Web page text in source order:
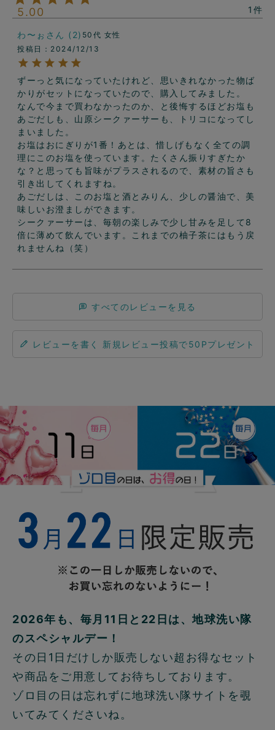
5.00 1
わ〜ぉ 2 50代 女性
投稿日
2024/12/13
ずーっと気になっていたけれど、思いきれなかった物ば
かりがセットになっていたので、購入してみました。
なんで今まで買わなかったのか、と後悔するほどお塩も
あごだしも、山原シークァーサーも、トリコになってし
まいました。
お塩はおにぎりが1番！あとは、惜しげもなく全ての調
理にこのお塩を使っています。たくさん振りすぎたか
な？と思っても旨味がプラスされるので、素材の旨さも
引き出してくれますね。
あごだしは、このお塩と酒とみりん、少しの醤油で、美
味しいお澄ましができます。
シークァーサーは、毎朝の楽しみで少し甘みを足して8
倍に薄めて飲んでいます。これまでの柚子茶にはもう戻
れませんね（笑）
すべてのレビューを見る
レビューを書く
2026年も、毎月11日と22日は、地球洗い隊
のスペシャルデー！
その日1日だけしか販売しない超お得なセット
や商品をご用意してお待ちしております。
ゾロ目の日は忘れずに地球洗い隊サイトを覗
いてみてくださいね。